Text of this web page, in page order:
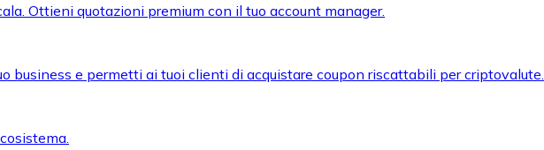
Ottieni quotazioni premium con il tuo account manager.
business e permetti ai tuoi clienti di acquistare coupon riscattabili per criptovalute.